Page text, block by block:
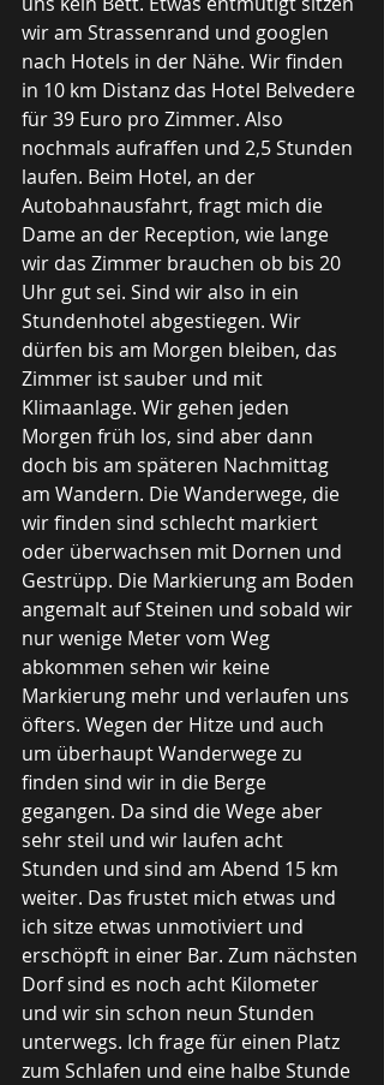
wir am Strassenrand und googlen
nach Hotels in der Nähe. Wir finden
in 10 km Distanz das Hotel Belvedere
für 39 Euro pro Zimmer. Also
nochmals aufraffen und 2,5 Stunden
laufen. Beim Hotel, an der
Autobahnausfahrt, fragt mich die
Dame an der Reception, wie lange
wir das Zimmer brauchen ob bis 20
Uhr gut sei. Sind wir also in ein
Stundenhotel abgestiegen. Wir
dürfen bis am Morgen bleiben, das
Zimmer ist sauber und mit
Klimaanlage. Wir gehen jeden
Morgen früh los, sind aber dann
doch bis am späteren Nachmittag
am Wandern. Die Wanderwege, die
wir finden sind schlecht markiert
oder überwachsen mit Dornen und
Gestrüpp. Die Markierung am Boden
angemalt auf Steinen und sobald wir
nur wenige Meter vom Weg
abkommen sehen wir keine
Markierung mehr und verlaufen uns
öfters. Wegen der Hitze und auch
um überhaupt Wanderwege zu
finden sind wir in die Berge
gegangen. Da sind die Wege aber
sehr steil und wir laufen acht
Stunden und sind am Abend 15 km
weiter. Das frustet mich etwas und
ich sitze etwas unmotiviert und
erschöpft in einer Bar. Zum nächsten
Dorf sind es noch acht Kilometer
und wir sin schon neun Stunden
unterwegs. Ich frage für einen Platz
zum Schlafen und eine halbe Stunde